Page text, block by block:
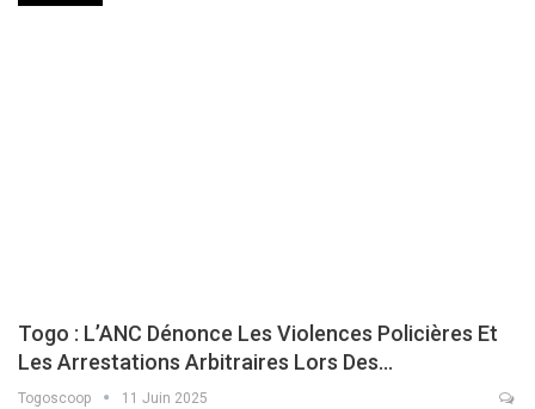
Togo : L’ANC Dénonce Les Violences Policières Et
Les Arrestations Arbitraires Lors Des…
Togoscoop 11 Juin 2025